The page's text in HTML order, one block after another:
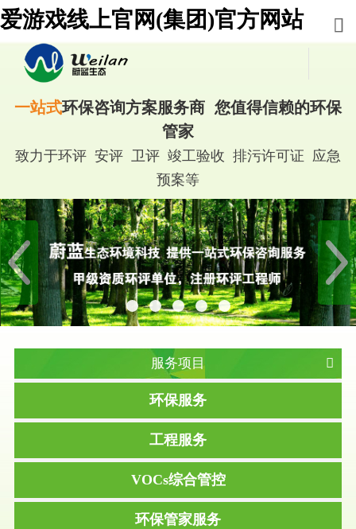
爱游戏线上官网(集团)官方网站
一站式环保咨询方案服务商 您值得信赖的环保
管家
致力于环评 安评 卫评 竣工验收 排污许可证 应急
预案等
服务项目
环保服务
工程服务
VOCs综合管控
环保管家服务